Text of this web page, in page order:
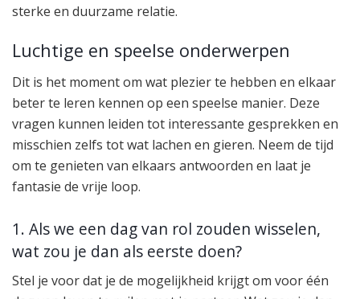
sterke en duurzame relatie.
Luchtige en speelse onderwerpen
Dit is het moment om wat plezier te hebben en elkaar
beter te leren kennen op een speelse manier. Deze
vragen kunnen leiden tot interessante gesprekken en
misschien zelfs tot wat lachen en gieren. Neem de tijd
om te genieten van elkaars antwoorden en laat je
fantasie de vrije loop.
1. Als we een dag van rol zouden wisselen,
wat zou je dan als eerste doen?
Stel je voor dat je de mogelijkheid krijgt om voor één